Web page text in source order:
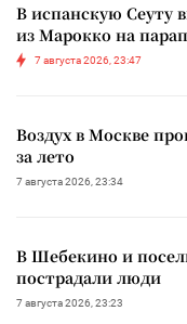
В испанскую Сеуту
из Марокко на
7 августа 2026, 23:47
Воздух в Москве
за лето
7 августа 2026, 23:34
В Шебекино и
пострадали люди
7 августа 2026, 23:23